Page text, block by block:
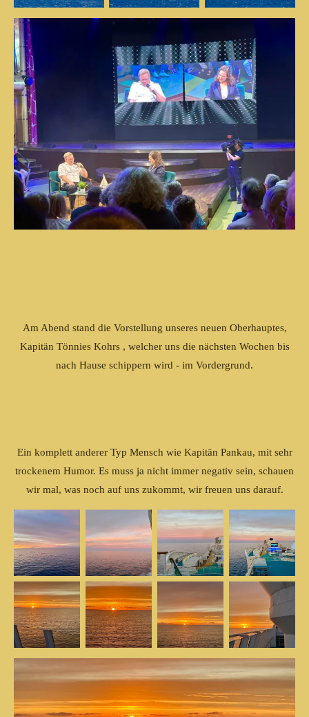
Am Abend stand die Vorstellung unseres neuen Oberhauptes,
Kapitän Tönnies Kohrs , welcher uns die nächsten Wochen bis
nach Hause schippern wird - im Vordergrund.
Ein komplett anderer Typ Mensch wie Kapitän Pankau, mit sehr
trockenem Humor. Es muss ja nicht immer negativ sein, schauen
wir mal, was noch auf uns zukommt, wir freuen uns darauf.